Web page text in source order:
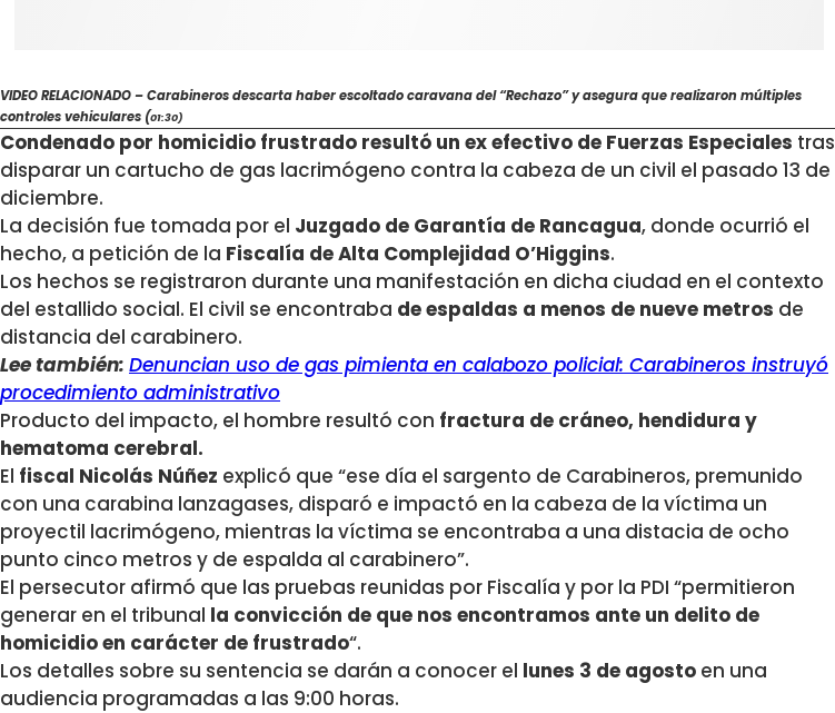
VIDEO RELACIONADO – Carabineros descarta haber escoltado caravana del “Rechazo” y asegura que realizaron múltiples
controles vehiculares (01:30)
Condenado por homicidio frustrado resultó un ex efectivo de Fuerzas Especiales tras
disparar un cartucho de gas lacrimógeno contra la cabeza de un civil el pasado 13 de
diciembre.
La decisión fue tomada por el Juzgado de Garantía de Rancagua, donde ocurrió el
hecho, a petición de la Fiscalía de Alta Complejidad O’Higgins.
Los hechos se registraron durante una manifestación en dicha ciudad en el contexto
del estallido social. El civil se encontraba de espaldas a menos de nueve metros de
distancia del carabinero.
Lee también: Denuncian uso de gas pimienta en calabozo policial: Carabineros instruyó
procedimiento administrativo
Producto del impacto, el hombre resultó con fractura de cráneo, hendidura y
hematoma cerebral.
El fiscal Nicolás Núñez explicó que “ese día el sargento de Carabineros, premunido
con una carabina lanzagases, disparó e impactó en la cabeza de la víctima un
proyectil lacrimógeno, mientras la víctima se encontraba a una distacia de ocho
punto cinco metros y de espalda al carabinero”.
El persecutor afirmó que las pruebas reunidas por Fiscalía y por la PDI “permitieron
generar en el tribunal la convicción de que nos encontramos ante un delito de
homicidio en carácter de frustrado“.
Los detalles sobre su sentencia se darán a conocer el lunes 3 de agosto en una
audiencia programadas a las 9:00 horas.